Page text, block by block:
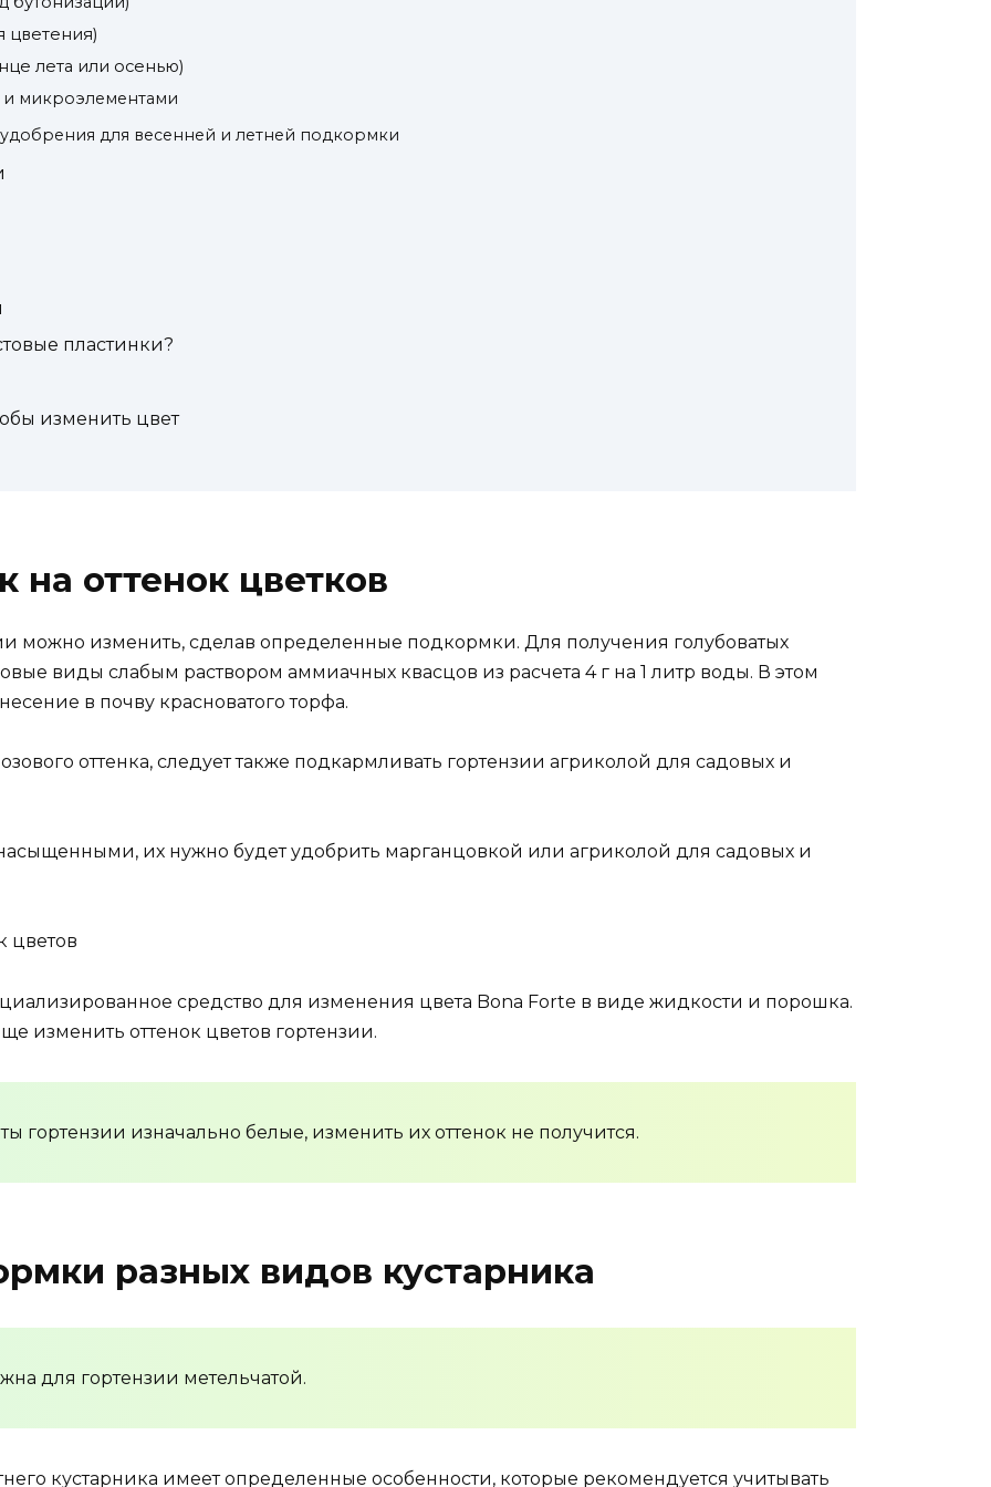
цветения)
лета или осенью)
и микроэлементами
для весенней и летней подкормки
пластинки?
изменить цвет
оттенок цветков
можно изменить, сделав определенные подкормки. Для получения голубоватых
виды слабым раствором аммиачных квасцов из расчета 4 г на 1 литр воды. В этом
в почву красноватого торфа.
оттенка, следует также подкармливать гортензии агриколой для садовых и
их нужно будет удобрить марганцовкой или агриколой для садовых и
цветов
средство для изменения цвета Bona Forte в виде жидкости и порошка.
изменить оттенок цветов гортензии.
гортензии изначально белые, изменить их оттенок не получится.
разных видов кустарника
для гортензии метельчатой.
кустарника имеет определенные особенности, которые рекомендуется учитывать